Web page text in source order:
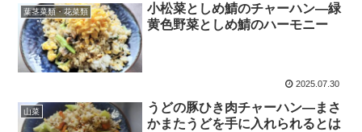
葉茎菜類・花菜類
小松菜としめ鯖のチャーハン―緑
黄色野菜としめ鯖のハーモニー
2025.07.30
山菜
うどの豚ひき肉チャーハン―まさ
かまたうどを手に入れられるとは